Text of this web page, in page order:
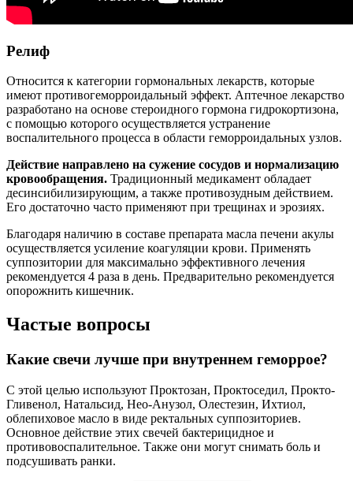
Релиф
Относится к категории гормональных лекарств, которые
имеют противогеморроидальный эффект. Аптечное лекарство
разработано на основе стероидного гормона гидрокортизона,
с помощью которого осуществляется устранение
воспалительного процесса в области геморроидальных узлов.
Действие направлено на сужение сосудов и нормализацию
кровообращения. Традиционный медикамент обладает
десинсибилизирующим, а также противозудным действием.
Его достаточно часто применяют при трещинах и эрозиях.
Благодаря наличию в составе препарата масла печени акулы
осуществляется усиление коагуляции крови. Применять
суппозитории для максимально эффективного лечения
рекомендуется 4 раза в день. Предварительно рекомендуется
опорожнить кишечник.
Частые вопросы
Какие свечи лучше при внутреннем геморрое?
С этой целью используют Проктозан, Проктоседил, Прокто-
Гливенол, Натальсид, Нео-Анузол, Олестезин, Ихтиол,
облепиховое масло в виде ректальных суппозиториев.
Основное действие этих свечей бактерицидное и
противовоспалительное. Также они могут снимать боль и
подсушивать ранки.